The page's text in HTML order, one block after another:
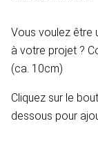
Vous voulez être
à votre projet ?
(ca. 10cm)
Cliquez sur le
dessous pour